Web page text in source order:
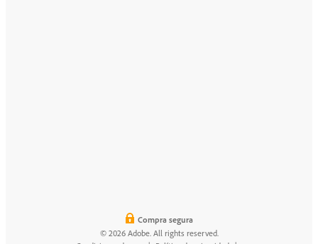
Compra segura
© 2026 Adobe. All rights reserved.